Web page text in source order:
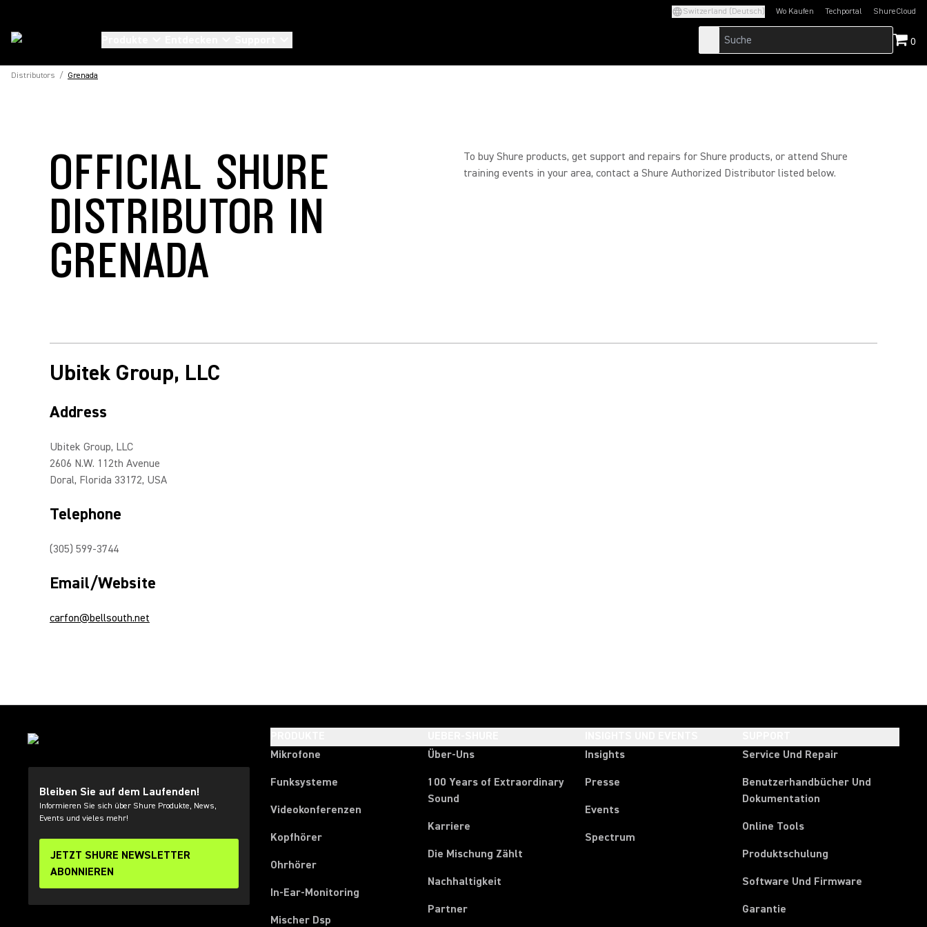
Switzerland (Deutsch) Wo Kaufen Techportal
(Opens in a new tab)ShureCloud
(Opens in a new
0
Distributors / Grenada
OFFICIAL SHURE
DISTRIBUTOR IN
GRENADA
To buy Shure products, get support and repairs for Shure products, or attend Shure
training events in your area, contact a Shure Authorized Distributor listed below.
Ubitek Group, LLC
Address
Ubitek Group, LLC
2606 N.W. 112th Avenue
Doral, Florida 33172, USA
Telephone
(305) 599-3744
Email/Website
carfon@bellsouth.net
Bleiben Sie auf dem Laufenden!
Informieren Sie sich über Shure Produkte, News,
Events und vieles mehr!
JETZT SHURE NEWSLETTER
ABONNIEREN
Mikrofone
Funksysteme
Videokonferenzen
Kopfhörer
Ohrhörer
In-Ear-Monitoring
Mischer Dsp
Über-Uns
100 Years of Extraordinary
Sound
Karriere
Die Mischung Zählt
Nachhaltigkeit
Partner
Insights
Presse
Events
Spectrum
Service Und Repair
Benutzerhandbücher Und
Dokumentation
Online Tools
Produktschulung
Software Und Firmware
Garantie